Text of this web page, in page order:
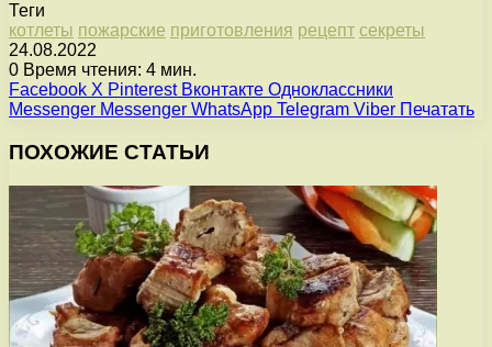
Теги
котлеты пожарские приготовления рецепт секреты
24.08.2022
0 Время чтения: 4 мин.
Facebook X Pinterest Вконтакте Одноклассники
Messenger Messenger WhatsApp Telegram Viber Печатать
ПОХОЖИЕ СТАТЬИ